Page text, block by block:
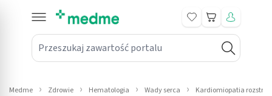
Przeszukaj zawartość portalu
Koszyk
submenu: Leki na receptę
Medme Zdrowie Hematologia Wady serca Kardiomiopatia